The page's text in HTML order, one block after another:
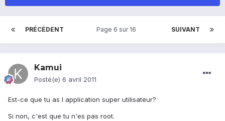
PRÉCÉDENT SUIVANT
Page 6 sur 16
Kamui
Posté(e) 6 avril 2011
Est-ce que tu as l application super utilisateur?
Si non, c'est que tu n'es pas root.